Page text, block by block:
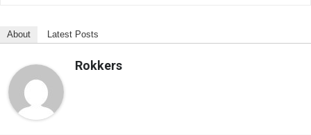
About Latest Posts
Rokkers